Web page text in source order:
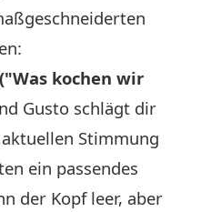
kochen wir
Gusto schlägt dir
Stimmung
ein passendes
der Kopf leer, aber